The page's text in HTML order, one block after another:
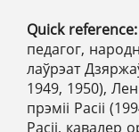
Quick reference:
педагог,
лаўрэат
1949, 1950),
прэміі Расіі
Расіі, кавалер